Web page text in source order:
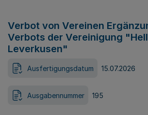
Verbot von Vereinen
Verbots der Vereinigung
Leverkusen"
Ausfertigungsdatum 15.07.2026
Ausgabennummer 195